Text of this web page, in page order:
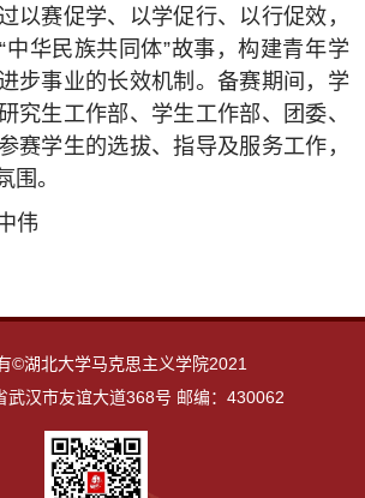
以赛促学、以学促行、以行促效，
中华民族共同体”故事，构建青年学
步事业的长效机制。备赛期间，学
究生工作部、学生工作部、团委、
赛学生的选拔、指导及服务工作，
围。
伟
©湖北大学马克思主义学院2021
武汉市友谊大道368号 邮编：430062